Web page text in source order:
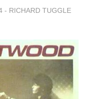
- RICHARD TUGGLE